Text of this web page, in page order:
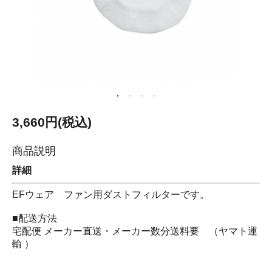
3,660円(税込)
商品説明
詳細
EFウェア ファン用ダストフィルターです。
■配送方法
宅配便 メーカー直送・メーカー数分送料要 （ヤマト運
輸 ）